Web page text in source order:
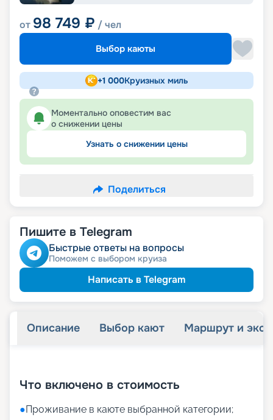
от 98 749 ₽ / чел
Выбор каюты
+1 000Круизных миль
Моментально оповестим вас
о снижении цены
Узнать о снижении цены
Поделиться
Пишите в Telegram
Быстрые ответы на вопросы
Поможем с выбором круиза
Написать в Telegram
Описание Выбор кают Маршрут и
Что включено в стоимость
●Проживание в каюте выбранной категории;